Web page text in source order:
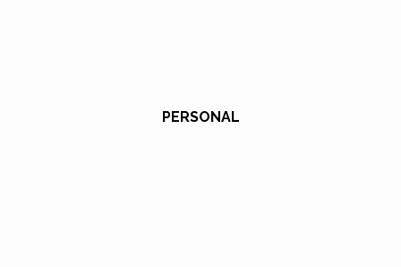
PERSONAL